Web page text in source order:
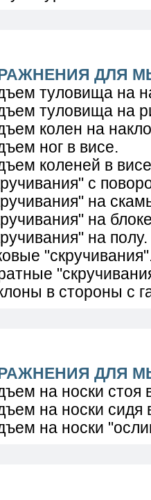
ДЛЯ
туловища на
туловища на
колен на
ног в висе.
коленей в
с
на
на
на полу.
в стороны с
ДЛЯ
на носки стоя
на носки сидя
на носки